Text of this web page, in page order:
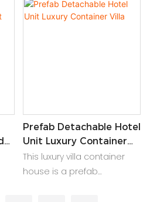
container. An eco-friendly
modular living space and
Prefab Detachable Hotel
Unit Luxury Container
Villa
This luxury villa container
house is a prefab